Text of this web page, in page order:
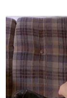
खे
ल
क्रि
के
ट